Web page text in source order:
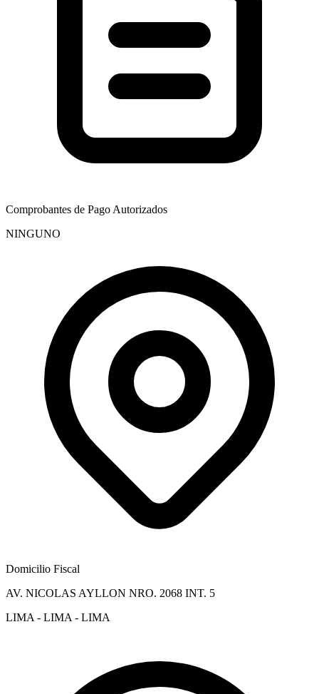
Comprobantes de Pago Autorizados
NINGUNO
Domicilio Fiscal
AV. NICOLAS AYLLON NRO. 2068 INT. 5
LIMA - LIMA - LIMA